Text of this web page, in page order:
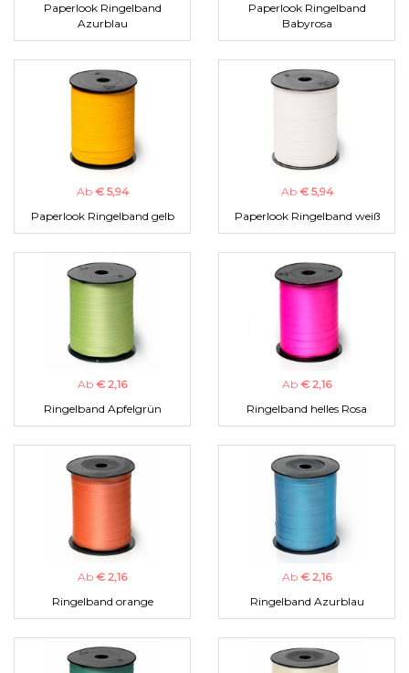
Paperlook Ringelband
Azurblau
Paperlook Ringelband
Babyrosa
Ab € 5,94
Paperlook Ringelband gelb
Ab € 5,94
Paperlook Ringelband weiß
Ab € 2,16
Ringelband Apfelgrün
Ab € 2,16
Ringelband helles Rosa
Ab € 2,16
Ringelband orange
Ab € 2,16
Ringelband Azurblau